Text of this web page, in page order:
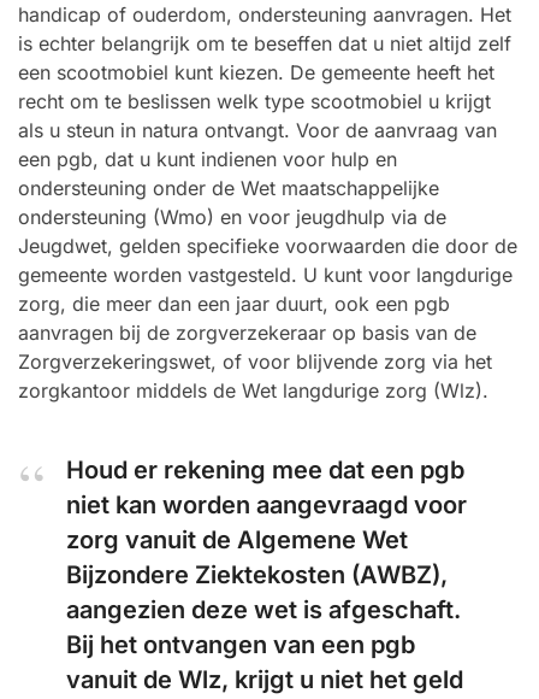
handicap of ouderdom, ondersteuning aanvragen. Het
is echter belangrijk om te beseffen dat u niet altijd zelf
een scootmobiel kunt kiezen. De gemeente heeft het
recht om te beslissen welk type scootmobiel u krijgt
als u steun in natura ontvangt. Voor de aanvraag van
een pgb, dat u kunt indienen voor hulp en
ondersteuning onder de Wet maatschappelijke
ondersteuning (Wmo) en voor jeugdhulp via de
Jeugdwet, gelden specifieke voorwaarden die door de
gemeente worden vastgesteld. U kunt voor langdurige
zorg, die meer dan een jaar duurt, ook een pgb
aanvragen bij de zorgverzekeraar op basis van de
Zorgverzekeringswet, of voor blijvende zorg via het
zorgkantoor middels de Wet langdurige zorg (Wlz).
Houd er rekening mee dat een pgb
niet kan worden aangevraagd voor
zorg vanuit de Algemene Wet
Bijzondere Ziektekosten (AWBZ),
aangezien deze wet is afgeschaft.
Bij het ontvangen van een pgb
vanuit de Wlz, krijgt u niet het geld